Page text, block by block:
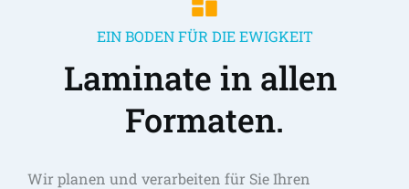
EIN BODEN FÜR DIE EWIGKEIT
Laminate in allen
Formaten.
Wir planen und verarbeiten für Sie Ihren